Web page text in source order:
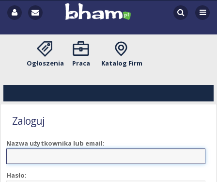
Ogłoszenia Praca Katalog Firm
Zaloguj
Nazwa użytkownika lub email:
Hasło: